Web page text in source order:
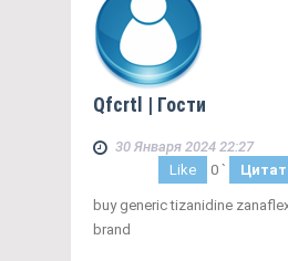
Qfcrtl | Гости
30 Января 2024 22:27
Like
0 `
buy generic tizanidine
brand